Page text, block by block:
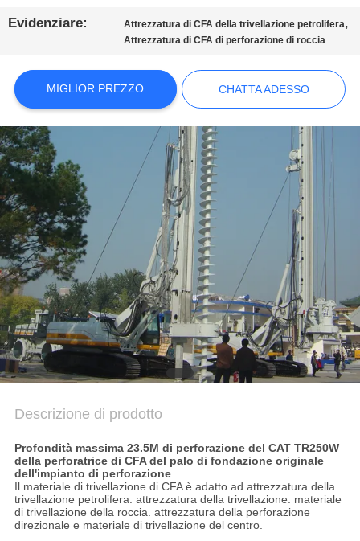
COMPANY
MAPPA
DEL
SITO
INFORMATIVA
SULLA
PRIVACY
Evidenziare: Attrezzatura di CFA della trivellazione petrolifera,
Attrezzatura di CFA di perforazione di roccia
MIGLIOR PREZZO CHATTA ADESSO
Descrizione di prodotto
Profondità massima 23.5M di perforazione del CAT TR250W
della perforatrice di CFA del palo di fondazione originale
dell'impianto di perforazione
Il materiale di trivellazione di CFA è adatto ad attrezzatura della
trivellazione petrolifera. attrezzatura della trivellazione. materiale
di trivellazione della roccia. attrezzatura della perforazione
direzionale e materiale di trivellazione del centro.